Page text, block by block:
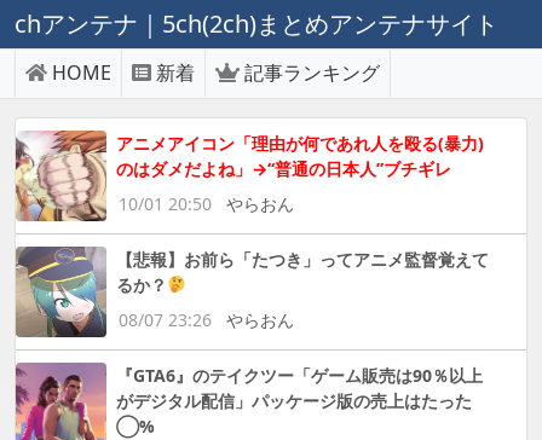
chアンテナ｜5ch(2ch)まとめアンテナサイト
HOME 新着 記事ランキング
アニメアイコン「理由が何であれ人を殴る(暴力)
のはダメだよね」→“普通の日本人”ブチギレ
10/01 20:50
やらおん
【悲報】お前ら「たつき」ってアニメ監督覚えて
るか？
08/07 23:26
やらおん
『GTA6』のテイクツー「ゲーム販売は90％以上
がデジタル配信」パッケージ版の売上はたった
◯%